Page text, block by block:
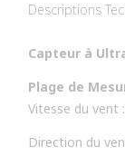
Descriptions
Capteur à
Plage de
Vitesse du vent
Direction du